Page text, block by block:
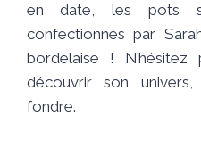
en date, les pots
confectionnés par
bordelaise !
découvrir son
fondre.